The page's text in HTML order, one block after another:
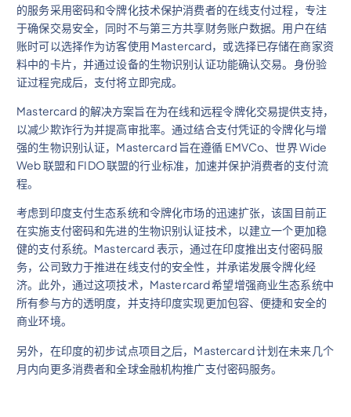
的服务采用密码和令牌化技术保护消费者的在线支付过程，专注
于确保交易安全，同时不与第三方共享财务账户数据。用户在结
账时可以选择作为访客使用 Mastercard，或选择已存储在商家资
料中的卡片，并通过设备的生物识别认证功能确认交易。身份验
证过程完成后，支付将立即完成。
Mastercard 的解决方案旨在为在线和远程令牌化交易提供支持，
以减少欺诈行为并提高审批率。通过结合支付凭证的令牌化与增
强的生物识别认证，Mastercard 旨在遵循 EMVCo、世界 Wide
Web 联盟和 FIDO 联盟的行业标准，加速并保护消费者的支付流
程。
考虑到印度支付生态系统和令牌化市场的迅速扩张，该国目前正
在实施支付密码和先进的生物识别认证技术，以建立一个更加稳
健的支付系统。Mastercard 表示，通过在印度推出支付密码服
务，公司致力于推进在线支付的安全性，并承诺发展令牌化经
济。此外，通过这项技术，Mastercard 希望增强商业生态系统中
所有参与方的透明度，并支持印度实现更加包容、便捷和安全的
商业环境。
另外，在印度的初步试点项目之后，Mastercard 计划在未来几个
月内向更多消费者和全球金融机构推广支付密码服务。